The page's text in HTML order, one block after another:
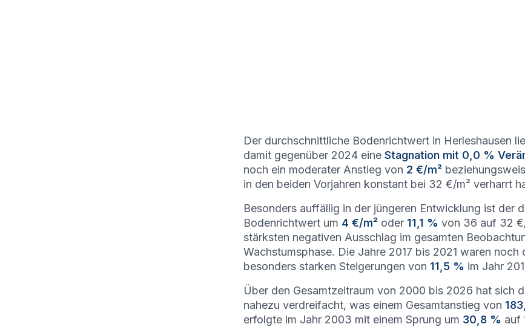
Der durchschnittliche Bodenrichtwert in Herleshausen
damit gegenüber 2024 eine Stagnation mit 0,0 %
noch ein moderater Anstieg von 2 €/m²
in den beiden Vorjahren konstant bei 32 €/m² verharrt
Besonders auffällig in der jüngeren Entwicklung ist der
Bodenrichtwert um 4 €/m² oder 11,1 % von 36 auf 32
stärksten negativen Ausschlag im gesamten
Wachstumsphase. Die Jahre 2017 bis 2021 waren
besonders starken Steigerungen von 11,5 % im Jahr
Über den Gesamtzeitraum von 2000 bis 2026 hat sich
nahezu verdreifacht, was einem Gesamtanstieg von
erfolgte im Jahr 2003 mit einem Sprung um 30,8 % auf